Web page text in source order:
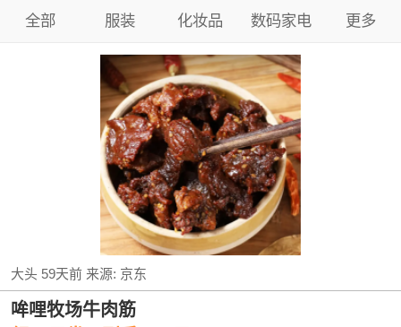
全部 服装 化妆品 数码家电 更多
大头 59天前来源: 京东
哞哩牧场牛肉筋